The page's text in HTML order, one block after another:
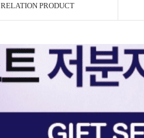
RELATION PRODUCT